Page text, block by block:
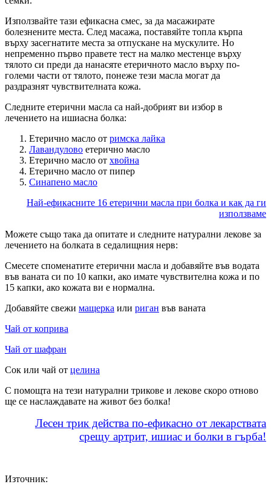
Използвайте тази ефикасна смес, за да масажирате
болезнените места. След масажа, поставяйте топла кърпа
върху засегнатите места за отпускане на мускулите. Но
непременно първо правете тест на малко местенце върху
тялото си преди да нанасяте етеричното масло върху по-
големи части от тялото, понеже тези масла могат да
раздразнят чувствителната кожа.
Следните етерични масла са най-добрият ви избор в
лечението на ишиасна болка:
Етерично масло от римска лайка
Лавандулово етерично масло
Етерично масло от хвойна
Етерично масло от пипер
Синапено масло
Най-ефикасните 16 етерични масла при болка и как да ги
използваме
Можете също така да опитате и следните натурални лекове за
лечението на болката в седалищния нерв:
Смесете споменатите етерични масла и добавяйте във водата
във ваната си по 10 капки, ако имате чувствителна кожа и по
15 капки, ако кожата ви е нормална.
Добавяйте свежи мащерка или риган във ваната
Чай от коприва
Чай от шафран
Сок или чай от целина
С помощта на тези натурални трикове и лекове скоро отново
ще се наслаждавате на живот без болка!
Лесен трик действа по-ефикасно от лекарствата
срещу артрит, ишиас и болки в гърба!
Източник: